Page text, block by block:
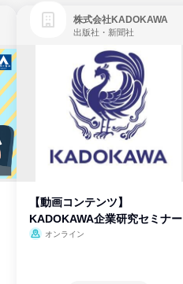
株式会社KADOKAWA
出版社・新聞社
【動画コンテンツ】
KADOKAWA企業研究セミナー
オンライン